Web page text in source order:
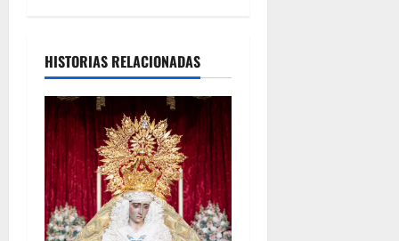
HISTORIAS RELACIONADAS